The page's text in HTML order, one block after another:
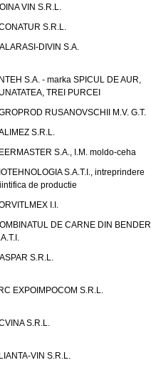
VIN S.R.L.
S.R.L.
DIVIN S.A.
S.A. - marka SPICUL DE AUR,
TREI PURCEI
RUSANOVSCHII M.V. G.T.
S.R.L.
S.A., I.M. moldo-ceha
S.A.T.I., intreprindere
de productie
I.I.
DE CARNE DIN BENDER
S.R.L.
EXPOIMPOCOM S.R.L.
S.R.L.
VIN S.R.L.